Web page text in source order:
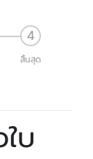
สิ้นสุด
บ